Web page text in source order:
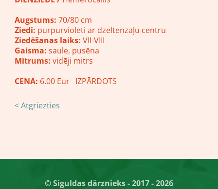
Augstums: 70/80 cm
Ziedi: purpurvioleti ar dzeltenzaļu centru
Ziedēšanas laiks: VII-VIII
Gaisma: saule, pusēna
Mitrums: vidēji mitrs
CENA: 6.00 Eur IZPĀRDOTS
< Atgriezties
© Siguldas dārznieks - 2017 - 2026